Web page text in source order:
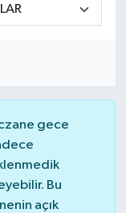
gece
Bu
açık